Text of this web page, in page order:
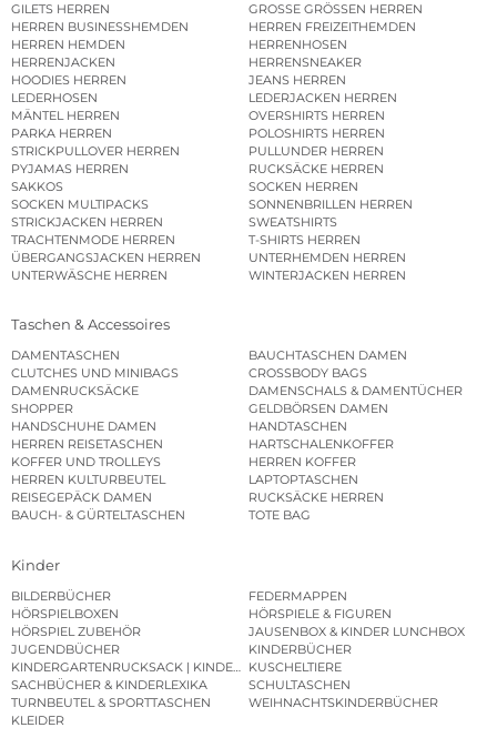
GILETS HERREN
GROSSE GRÖSSEN HERREN
HERREN BUSINESSHEMDEN
HERREN FREIZEITHEMDEN
HERREN HEMDEN
HERRENHOSEN
HERRENJACKEN
HERRENSNEAKER
HOODIES HERREN
JEANS HERREN
LEDERHOSEN
LEDERJACKEN HERREN
MÄNTEL HERREN
OVERSHIRTS HERREN
PARKA HERREN
POLOSHIRTS HERREN
STRICKPULLOVER HERREN
PULLUNDER HERREN
PYJAMAS HERREN
RUCKSÄCKE HERREN
SAKKOS
SOCKEN HERREN
SOCKEN MULTIPACKS
SONNENBRILLEN HERREN
STRICKJACKEN HERREN
SWEATSHIRTS
TRACHTENMODE HERREN
T-SHIRTS HERREN
ÜBERGANGSJACKEN HERREN
UNTERHEMDEN HERREN
UNTERWÄSCHE HERREN
WINTERJACKEN HERREN
Taschen & Accessoires
DAMENTASCHEN
BAUCHTASCHEN DAMEN
CLUTCHES UND MINIBAGS
CROSSBODY BAGS
DAMENRUCKSÄCKE
DAMENSCHALS & DAMENTÜCHER
SHOPPER
GELDBÖRSEN DAMEN
HANDSCHUHE DAMEN
HANDTASCHEN
HERREN REISETASCHEN
HARTSCHALENKOFFER
KOFFER UND TROLLEYS
HERREN KOFFER
HERREN KULTURBEUTEL
LAPTOPTASCHEN
REISEGEPÄCK DAMEN
RUCKSÄCKE HERREN
BAUCH- & GÜRTELTASCHEN
TOTE BAG
Kinder
BILDERBÜCHER
FEDERMAPPEN
HÖRSPIELBOXEN
HÖRSPIELE & FIGUREN
HÖRSPIEL ZUBEHÖR
JAUSENBOX & KINDER LUNCHBOX
JUGENDBÜCHER
KINDERBÜCHER
KINDERGARTENRUCKSACK | KINDERGARTENBEUTEL
KUSCHELTIERE
SACHBÜCHER & KINDERLEXIKA
SCHULTASCHEN
TURNBEUTEL & SPORTTASCHEN
WEIHNACHTSKINDERBÜCHER
KLEIDER